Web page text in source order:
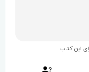
این کتاب